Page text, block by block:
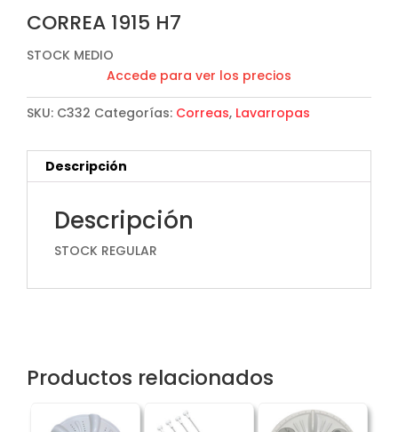
CORREA 1915 H7
STOCK MEDIO
Accede para ver los precios
SKU: C332 Categorías: Correas, Lavarropas
Descripción
Descripción
STOCK REGULAR
Productos relacionados